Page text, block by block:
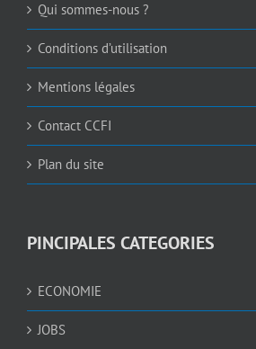
Qui sommes-nous ?
Conditions d’utilisation
Mentions légales
Contact CCFI
Plan du site
PINCIPALES CATEGORIES
ECONOMIE
JOBS